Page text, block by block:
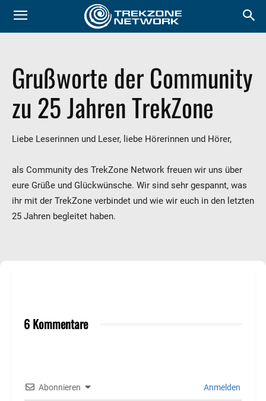
Grußworte der Community
zu 25 Jahren TrekZone
Liebe Leserinnen und Leser, liebe Hörerinnen und Hörer,
als Community des TrekZone Network freuen wir uns über
eure Grüße und Glückwünsche. Wir sind sehr gespannt, was
ihr mit der TrekZone verbindet und wie wir euch in den letzten
25 Jahren begleitet haben.
6 Kommentare
Abonnieren Anmelden